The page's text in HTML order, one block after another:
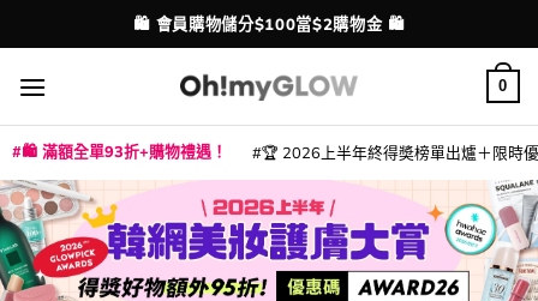
to
content
配送港澳
🛍️ 會員購物儲分$100當$2購物金 🛍️
0
🛍️ 滿額全單93折+購物禮遇！ 🏆 2026上半年終得奬榜單出爐＋限時